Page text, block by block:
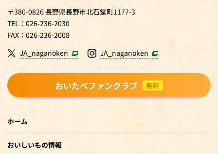
〒380-0826 長野県長野市北石堂町1177-3
TEL：026-236-2030
FAX：026-236-2008
JA_naganoken
JA_naganoken
おいたべファンクラブ 無料
ホーム
おいしいもの情報